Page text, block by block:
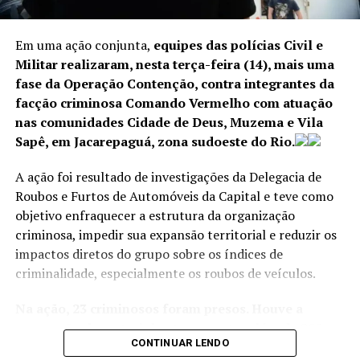
Em uma ação conjunta, equipes das polícias Civil e
Militar realizaram, nesta terça-feira (14), mais uma
fase da Operação Contenção, contra integrantes da
facção criminosa Comando Vermelho com atuação
nas comunidades Cidade de Deus, Muzema e Vila
Sapê, em Jacarepaguá, zona sudoeste do Rio.
A ação foi resultado de investigações da Delegacia de
Roubos e Furtos de Automóveis da Capital e teve como
objetivo enfraquecer a estrutura da organização
criminosa, impedir sua expansão territorial e reduzir os
impactos diretos do grupo sobre os índices de
criminalidade, especialmente os roubos de veículos.
apreensão de material entorpecente, além de 200
cartuchos, 11 carregadores, 20 celulares, quatro
CONTINUAR LENDO